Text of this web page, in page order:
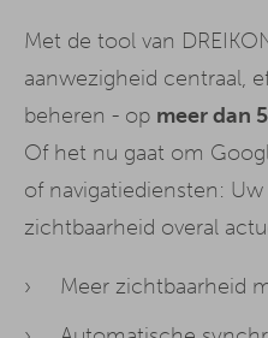
Met de tool van
aanwezigheid centraal,
beheren - op meer dan
Of het nu gaat om
of navigatiediensten:
zichtbaarheid overal
Meer zichtbaarheid